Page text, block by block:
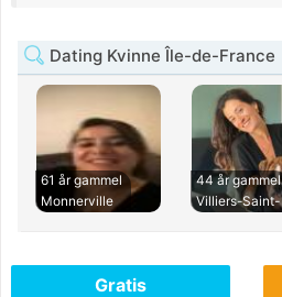
Dating Kvinne Île-de-France
61 år gammel
Monnerville
44 år gammel
Villiers-Saint-
Gratis